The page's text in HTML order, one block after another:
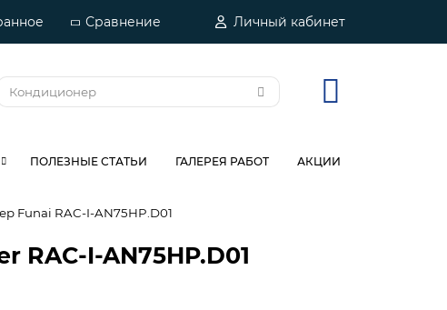
Сравнение Личный кабинет
ПОЛЕЗНЫЕ СТАТЬИ ГАЛЕРЕЯ РАБОТ АКЦИИ
Funai RAC-I-AN75HP.D01
I-AN75HP.D01